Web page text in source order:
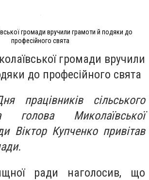
громади вручили грамоти й подяки до
професійного свята
громади вручили
до професійного свята
працівників сільського
голова Миколаївської
Віктор Купченко привітав
ради наголосив, що